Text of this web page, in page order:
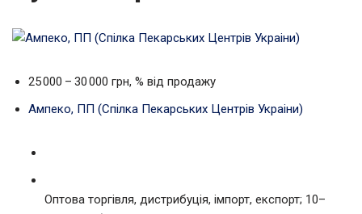
25 000 – 30 000 грн, % від продажу
Ампеко, ПП (Спілка Пекарських Центрів Украіни)
Оптова торгівля, дистрибуція, імпорт, експорт; 10–